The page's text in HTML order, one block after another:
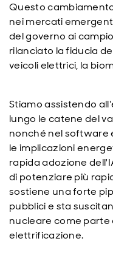
Questo
nei mercati
del governo ai
rilanciato la fiducia
veicoli elettrici, la
Stiamo assistendo
lungo le catene del
nonché nel software
le implicazioni
rapida adozione
di potenziare più
sostiene una forte
pubblici e sta
nucleare come parte
elettrificazione.